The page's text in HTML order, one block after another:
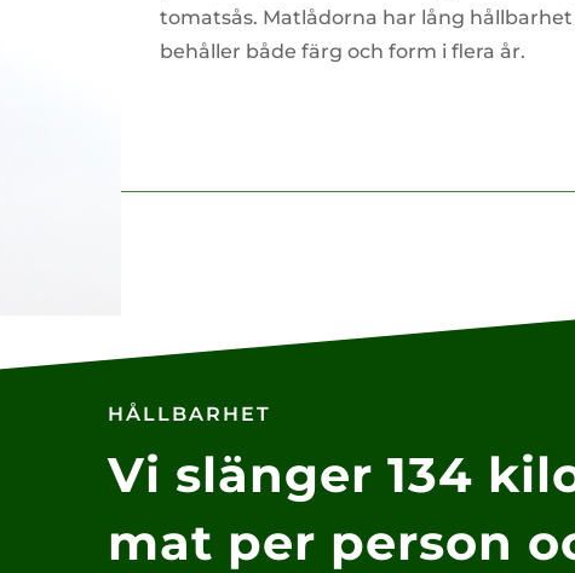
tomatsås. Matlådorna har lång hållbarhet
behåller både färg och form i flera år.
HÅLLBARHET
Vi slänger 134
mat per person